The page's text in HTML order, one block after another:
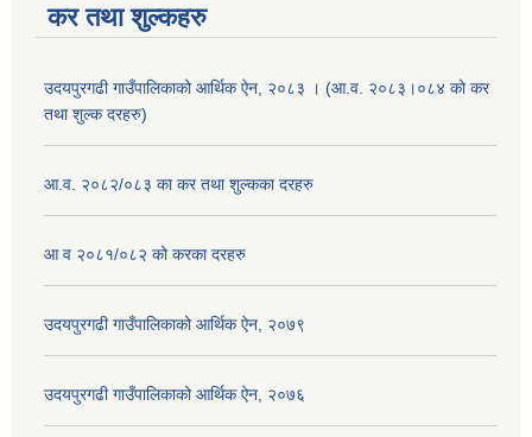
कर तथा शुल्कहरु
उदयपुरगढी गाउँपालिकाको आर्थिक ऐन, २०८३ । (आ.व. २०८३।०८४ को कर
तथा शुल्क दरहरु)
आ.व. २०८२/०८३ का कर तथा शुल्कका दरहरु
आ व २०८१/०८२ को करका दरहरु
उदयपुरगढी गाउँपालिकाको आर्थिक ऐन, २०७९
उदयपुरगढी गाउँपालिकाको आर्थिक ऐन, २०७६